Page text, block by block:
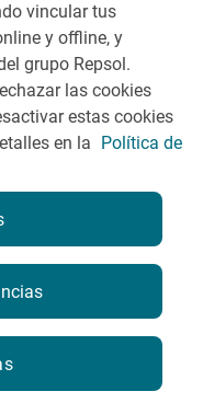
a Guía Repsol.
Nota legal
vincular tus
y offline, y
grupo Repsol.
las cookies
estas cookies
en la Política de